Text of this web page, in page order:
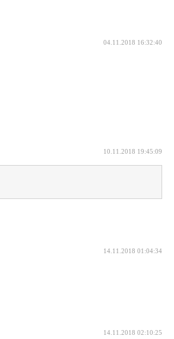
04.11.2018 16:32:40
10.11.2018 19:45:09
14.11.2018 01:04:34
14.11.2018 02:10:25